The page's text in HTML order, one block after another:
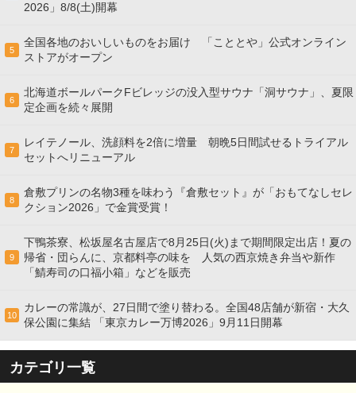
2026」8/8(土)開幕
5
全国各地のおいしいものをお届け 「こととや」公式オンライン
ストアがオープン
6
北海道ボールパークFビレッジの没入型サウナ「洞サウナ」、夏限
定企画を続々展開
7
レイテノール、洗顔料を2倍に増量 朝晩5日間試せるトライアル
セットへリニューアル
8
倉敷プリンの名物3種を味わう『倉敷セット』が「おもてなしセレ
クション2026」で金賞受賞！
9
下鴨茶寮、松坂屋名古屋店で8月25日(火)まで期間限定出店！夏の
帰省・団らんに、京都料亭の味を 人気の西京焼き弁当や新作
「鯖寿司の口福小箱」などを販売
10
カレーの常識が、27日間で塗り替わる。全国48店舗が新宿・大久
保公園に集結 「東京カレー万博2026」9月11日開幕
カテゴリ一覧